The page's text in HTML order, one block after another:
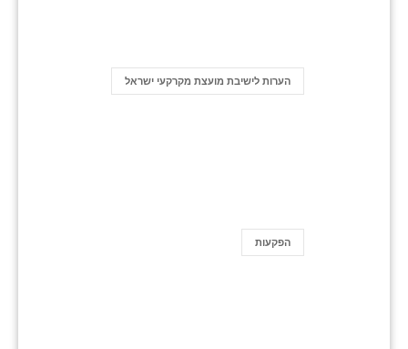
הערות לישיבת מועצת מקרקעי ישראל
הפקעות